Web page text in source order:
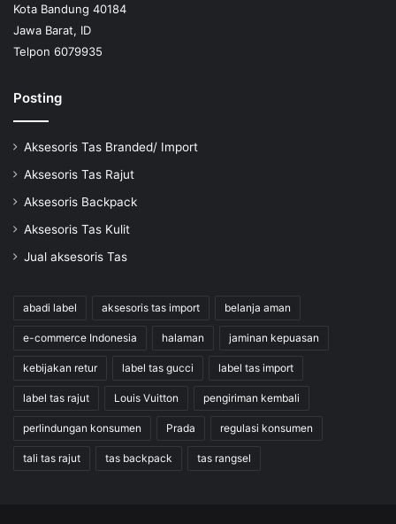
Kota Bandung 40184
Jawa Barat, ID
Telpon 6079935
Posting
Aksesoris Tas Branded/ Import
Aksesoris Tas Rajut
Aksesoris Backpack
Aksesoris Tas Kulit
Jual aksesoris Tas
abadi label aksesoris tas import belanja aman
e-commerce Indonesia halaman jaminan kepuasan
kebijakan retur label tas gucci label tas import
label tas rajut Louis Vuitton pengiriman kembali
perlindungan konsumen Prada regulasi konsumen
tali tas rajut tas backpack tas rangsel